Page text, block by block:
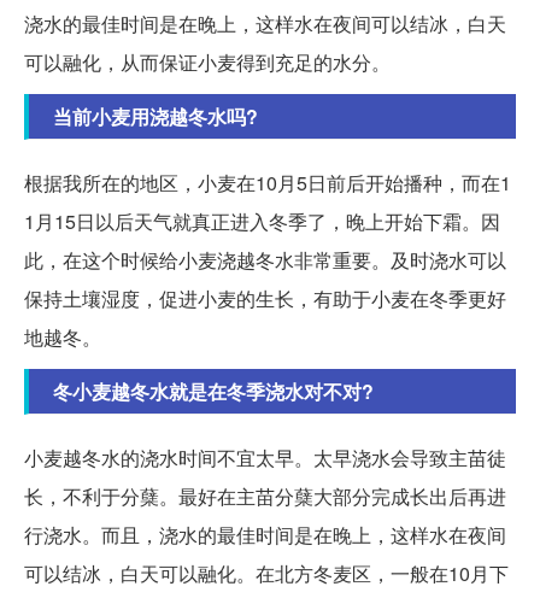
浇水的最佳时间是在晚上，这样水在夜间可以结冰，白天
可以融化，从而保证小麦得到充足的水分。
当前小麦用浇越冬水吗?
根据我所在的地区，小麦在10月5日前后开始播种，而在1
1月15日以后天气就真正进入冬季了，晚上开始下霜。因
此，在这个时候给小麦浇越冬水非常重要。及时浇水可以
保持土壤湿度，促进小麦的生长，有助于小麦在冬季更好
地越冬。
冬小麦越冬水就是在冬季浇水对不对?
小麦越冬水的浇水时间不宜太早。太早浇水会导致主苗徒
长，不利于分蘖。最好在主苗分蘖大部分完成长出后再进
行浇水。而且，浇水的最佳时间是在晚上，这样水在夜间
可以结冰，白天可以融化。在北方冬麦区，一般在10月下